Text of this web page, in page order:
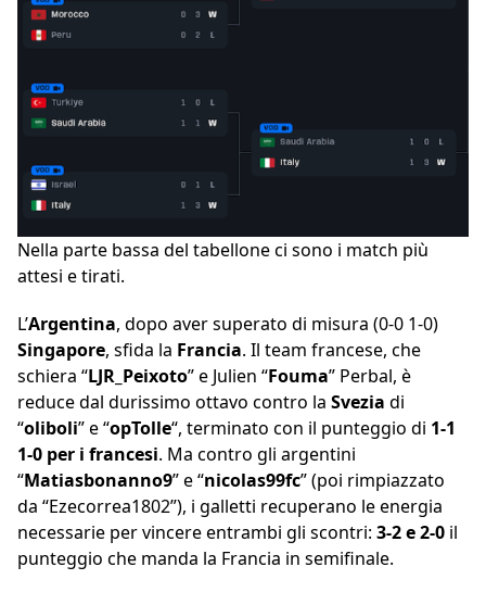
Nella parte bassa del tabellone ci sono i match più
attesi e tirati.
L’Argentina, dopo aver superato di misura (0-0 1-0)
Singapore, sfida la Francia. Il team francese, che
schiera “LJR_Peixoto” e Julien “Fouma” Perbal, è
reduce dal durissimo ottavo contro la Svezia di
“oliboli” e “opTolle“, terminato con il punteggio di 1-1
1-0 per i francesi. Ma contro gli argentini
“Matiasbonanno9” e “nicolas99fc” (poi rimpiazzato
da “Ezecorrea1802”), i galletti recuperano le energia
necessarie per vincere entrambi gli scontri: 3-2 e 2-0 il
punteggio che manda la Francia in semifinale.